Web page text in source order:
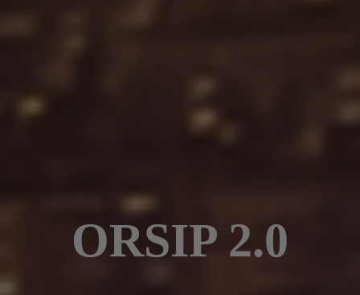
ORSIP 2.0